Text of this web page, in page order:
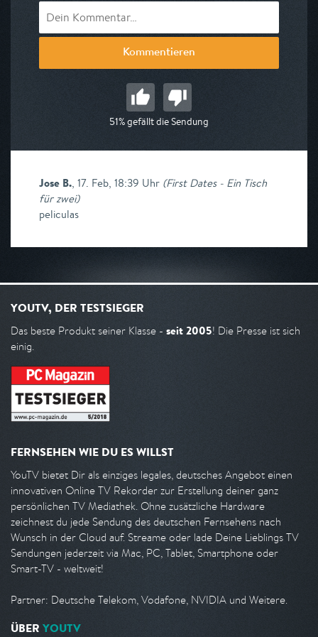
Kommentieren
51% gefällt die Sendung
Jose B., 17. Feb, 18:39 Uhr (First Dates - Ein Tisch
für zwei)
peliculas
YOUTV, DER TESTSIEGER
Das beste Produkt seiner Klasse - seit 2005! Die Presse ist sich
einig.
FERNSEHEN WIE DU ES WILLST
YouTV bietet Dir als einziges legales, deutsches Angebot einen
innovativen Online TV Rekorder zur Erstellung deiner ganz
persönlichen TV Mediathek. Ohne zusätzliche Hardware
zeichnest du jede Sendung des deutschen Fernsehens nach
Wunsch in der Cloud auf. Streame oder lade Deine Lieblings TV
Sendungen jederzeit via Mac, PC, Tablet, Smartphone oder
Smart-TV - weltweit!
Partner: Deutsche Telekom, Vodafone, NVIDIA und Weitere.
ÜBER YOUTV